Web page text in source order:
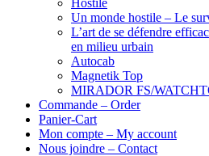
Hostile
Un monde hostile – Le
L’art de se défendre
en milieu urbain
Autocab
Magnetik Top
MIRADOR FS/
Commande – Order
Panier-Cart
Mon compte – My account
Nous joindre – Contact